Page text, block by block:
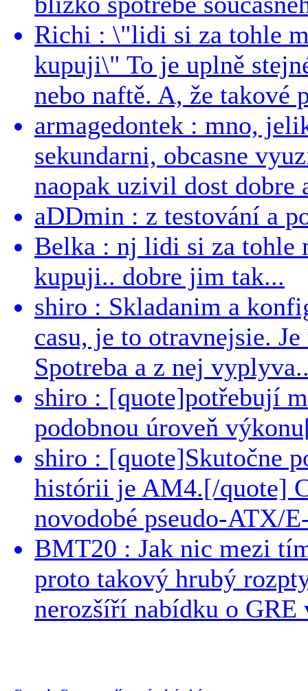
Richi : \"lidi si za tohle
kupuji\" To je uplně
nebo naftě. A, že takové
armagedontek : mno,
sekundarni, obcasne
naopak uzivil dost dobre
aDDmin : z testování a
Belka : nj lidi si za tohle
kupuji.. dobre jim tak...
shiro : Skladanim a
casu, je to otravnejsie.
Spotreba a z nej
shiro : [quote]potřebují
podobnou úroveň
shiro : [quote]Skutočne
histórii je AM4.[/quote]
novodobé pseudo-ATX/
BMT20 : Jak nic mezi
proto takový hrubý
nerozšíří nabídku o GRE